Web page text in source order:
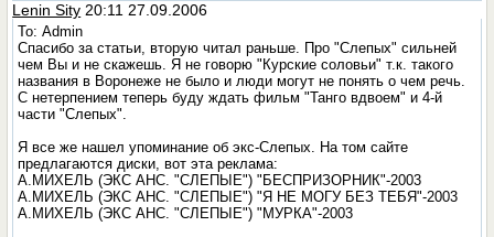
Lenin Sity 20:11 27.09.2006
То: Admin
Спасибо за статьи, вторую читал раньше. Про "Слепых" сильней
чем Вы и не скажешь. Я не говорю "Курские соловьи" т.к. такого
названия в Воронеже не было и люди могут не понять о чем речь.
С нетерпением теперь буду ждать фильм "Танго вдвоем" и 4-й
части "Слепых".
Я все же нашел упоминание об экс-Слепых. На том сайте
предлагаются диски, вот эта реклама:
А.МИХЕЛЬ (ЭКС АНС. "СЛЕПЫЕ") "БЕСПРИЗОРНИК"-2003
А.МИХЕЛЬ (ЭКС АНС. "СЛЕПЫЕ") "Я НЕ МОГУ БЕЗ ТЕБЯ"-2003
А.МИХЕЛЬ (ЭКС АНС. "СЛЕПЫЕ") "МУРКА"-2003